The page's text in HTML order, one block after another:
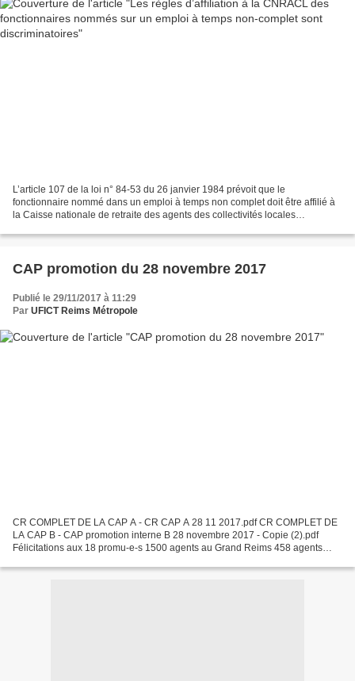
L’article 107 de la loi n° 84-53 du 26 janvier 1984 prévoit que le
fonctionnaire nommé dans un emploi à temps non complet doit être affilié à
la Caisse nationale de retraite des agents des collectivités locales
CAP promotion du 28 novembre 2017
Publié le 29/11/2017 à 11:29
Par UFICT Reims Métropole
CR COMPLET DE LA CAP A - CR CAP A 28 11 2017.pdf CR COMPLET DE
LA CAP B - CAP promotion interne B 28 novembre 2017 - Copie (2).pdf
Félicitations aux 18 promu-e-s 1500 agents au Grand Reims 458 agents